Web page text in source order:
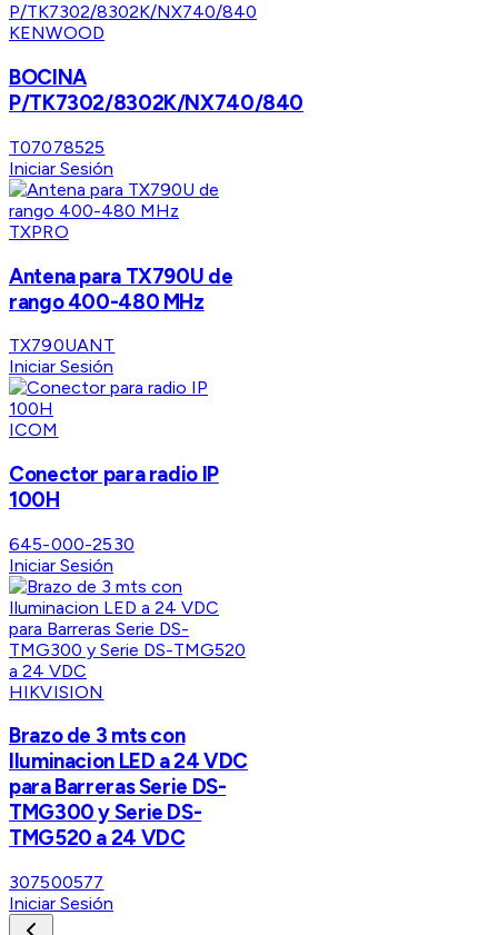
KENWOOD
BOCINA
P/TK7302/8302K/NX740/840
T07078525
Iniciar Sesión
TXPRO
Antena para TX790U de
rango 400-480 MHz
TX790UANT
Iniciar Sesión
ICOM
Conector para radio IP
100H
645-000-2530
Iniciar Sesión
HIKVISION
Brazo de 3 mts con
Iluminacion LED a 24 VDC
para Barreras Serie DS-
TMG300 y Serie DS-
TMG520 a 24 VDC
307500577
Iniciar Sesión